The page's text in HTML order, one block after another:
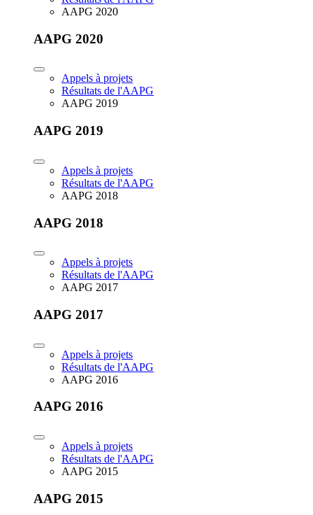
AAPG 2020
AAPG 2020
Appels à projets
Résultats de l'AAPG
AAPG 2019
AAPG 2019
Appels à projets
Résultats de l'AAPG
AAPG 2018
AAPG 2018
Appels à projets
Résultats de l'AAPG
AAPG 2017
AAPG 2017
Appels à projets
Résultats de l'AAPG
AAPG 2016
AAPG 2016
Appels à projets
Résultats de l'AAPG
AAPG 2015
AAPG 2015